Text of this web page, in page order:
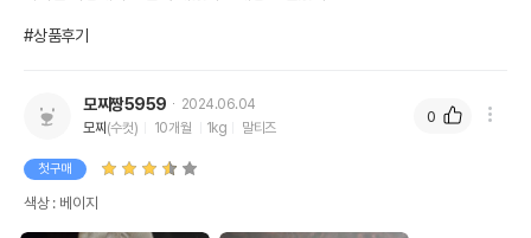
#상품후기
모찌짱5959
2024.06.04
모찌 (수컷) 10개월 1kg 말티즈
첫구매
색상 : 베이지
0